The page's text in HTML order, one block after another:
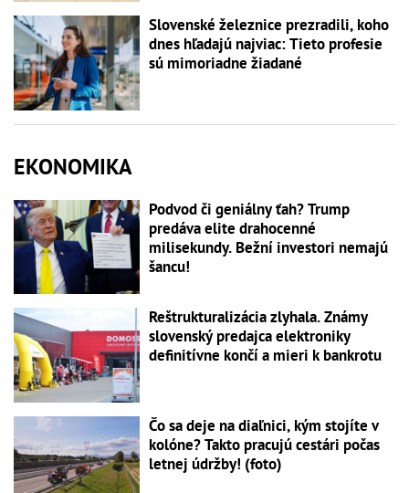
Slovenské železnice prezradili, koho
dnes hľadajú najviac: Tieto profesie
sú mimoriadne žiadané
EKONOMIKA
Podvod či geniálny ťah? Trump
predáva elite drahocenné
milisekundy. Bežní investori nemajú
šancu!
Reštrukturalizácia zlyhala. Známy
slovenský predajca elektroniky
definitívne končí a mieri k bankrotu
Čo sa deje na diaľnici, kým stojíte v
kolóne? Takto pracujú cestári počas
letnej údržby! (foto)